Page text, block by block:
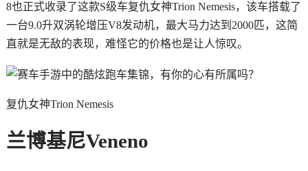
8也正式收录了这款S级车复仇女神Trion Nemesis，该车搭载了
一台9.0升双涡轮增压V8发动机，最大马力达到2000匹，这简
直就是无敌的表现，难怪它的价格也是让人惊叹。
复仇女神Trion Nemesis
兰博基尼Veneno